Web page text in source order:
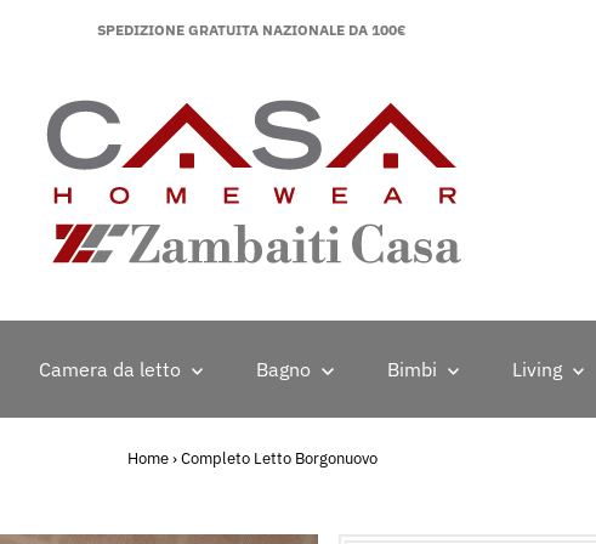
SPEDIZIONE GRATUITA NAZIONALE DA 100€
Camera da letto Bagno Bimbi Living
Home›Completo Letto Borgonuovo